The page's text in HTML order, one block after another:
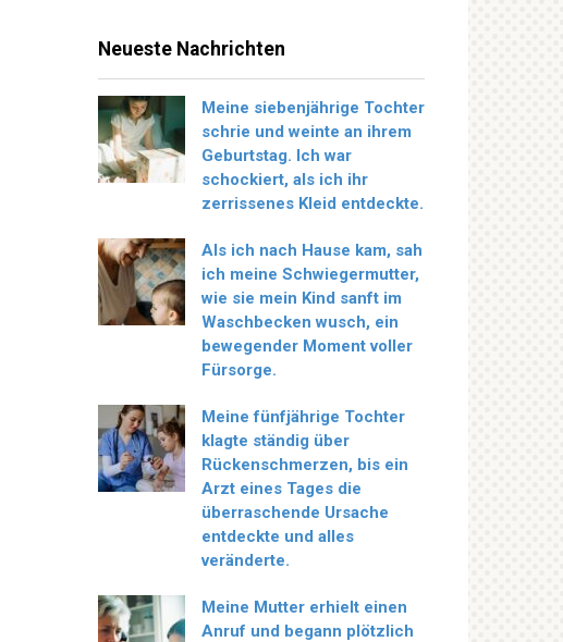
Neueste Nachrichten
Meine siebenjährige Tochter
schrie und weinte an ihrem
Geburtstag. Ich war
schockiert, als ich ihr
zerrissenes Kleid entdeckte.
Als ich nach Hause kam, sah
ich meine Schwiegermutter,
wie sie mein Kind sanft im
Waschbecken wusch, ein
bewegender Moment voller
Fürsorge.
Meine fünfjährige Tochter
klagte ständig über
Rückenschmerzen, bis ein
Arzt eines Tages die
überraschende Ursache
entdeckte und alles
veränderte.
Meine Mutter erhielt einen
Anruf und begann plötzlich